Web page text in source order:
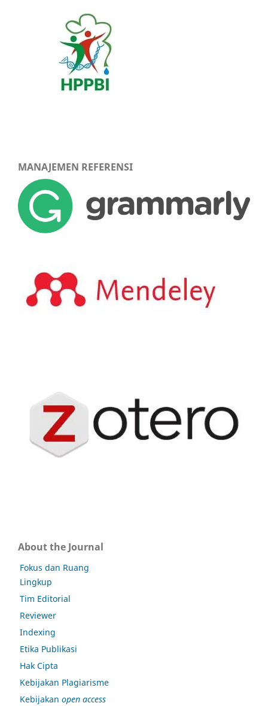
MANAJEMEN REFERENSI
About the Journal
Fokus dan Ruang
Lingkup
Tim Editorial
Reviewer
Indexing
Etika Publikasi
Hak Cipta
Kebijakan Plagiarisme
Kebijakan open access